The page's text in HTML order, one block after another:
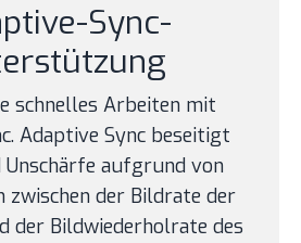
Sync-
schnelles Arbeiten mit
Adaptive Sync beseitigt
Unschärfe aufgrund von
zwischen der Bildrate der
der Bildwiederholrate des